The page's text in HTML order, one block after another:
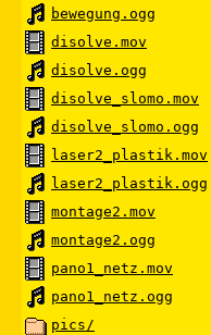
bewegung.ogg
disolve.mov
disolve.ogg
disolve_slomo.mov
disolve_slomo.ogg
laser2_plastik.mov
laser2_plastik.ogg
montage2.mov
montage2.ogg
pano1_netz.mov
pano1_netz.ogg
pics/